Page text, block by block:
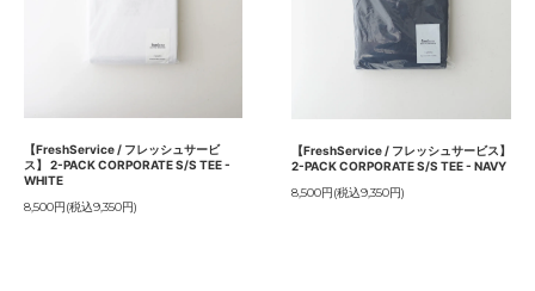
【FreshService / フレッシュサービ
ス】 2-PACK CORPORATE S/S TEE -
WHITE
8,500円(税込9,350円)
【FreshService / フレッシュサービス】
2-PACK CORPORATE S/S TEE - NAVY
8,500円(税込9,350円)